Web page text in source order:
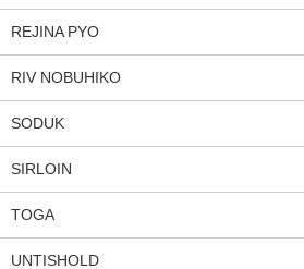
REJINA PYO
RIV NOBUHIKO
SODUK
SIRLOIN
TOGA
UNTISHOLD